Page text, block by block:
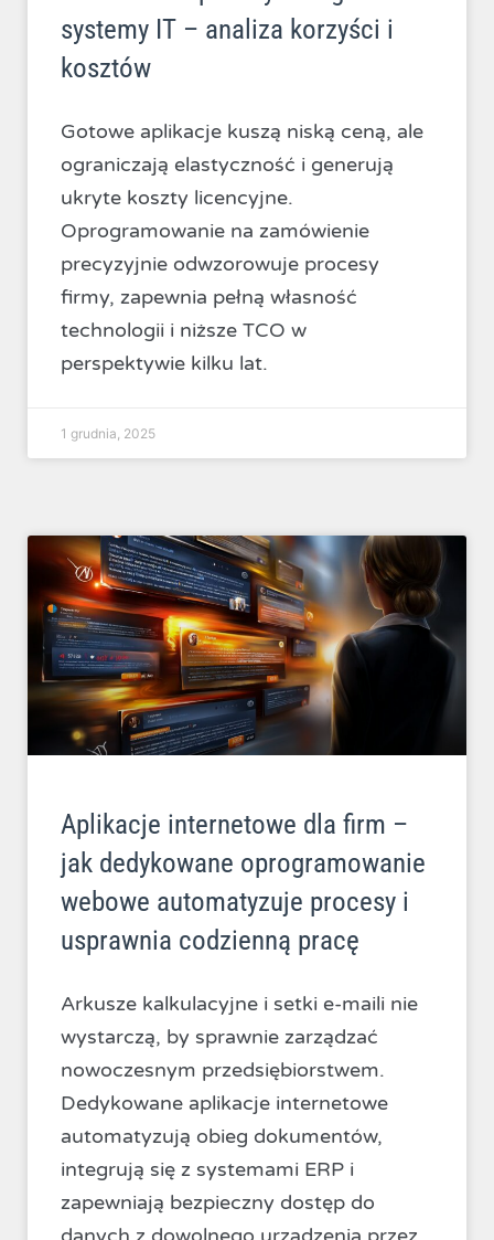
systemy IT – analiza korzyści i
kosztów
Gotowe aplikacje kuszą niską ceną, ale
ograniczają elastyczność i generują
ukryte koszty licencyjne.
Oprogramowanie na zamówienie
precyzyjnie odwzorowuje procesy
firmy, zapewnia pełną własność
technologii i niższe TCO w
perspektywie kilku lat.
1 grudnia, 2025
Aplikacje internetowe dla firm –
jak dedykowane oprogramowanie
webowe automatyzuje procesy i
usprawnia codzienną pracę
Arkusze kalkulacyjne i setki e-maili nie
wystarczą, by sprawnie zarządzać
nowoczesnym przedsiębiorstwem.
Dedykowane aplikacje internetowe
automatyzują obieg dokumentów,
integrują się z systemami ERP i
zapewniają bezpieczny dostęp do
danych z dowolnego urządzenia przez